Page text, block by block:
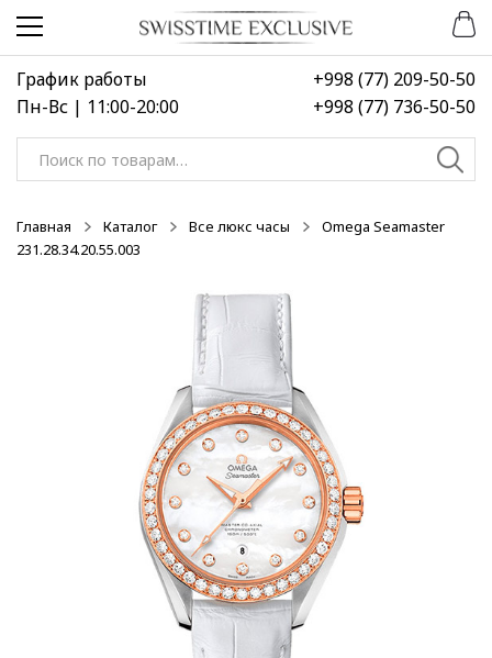
Перейти
навигации
Перейти
содержимому
График работы
Пн-Вс | 11:00-20:00
+998 (77) 209-50-50
+998 (77) 736-50-50
Искать:
Главная Каталог Все люкс часы
Omega Seamaster
231.28.34.20.55.003
-50%
-50%
-40%